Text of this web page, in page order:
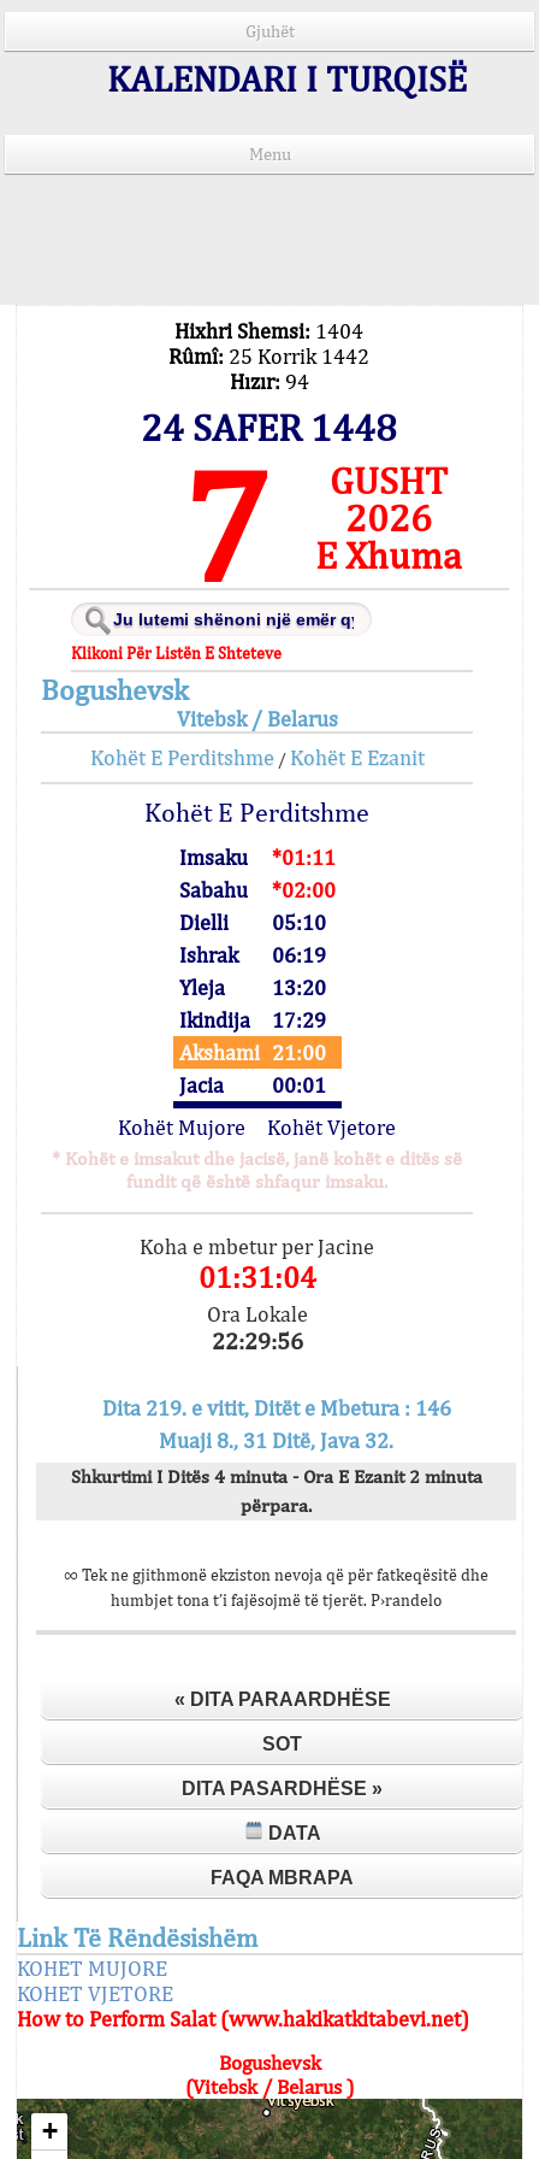
Gjuhët
KALENDARI I TURQISË
Menu
Hixhri Shemsi: 1404
Rûmî: 25 Korrik 1442
Hızır: 94
24 SAFER 1448
7
GUSHT
2026
E Xhuma
Klikoni Për Listën E Shteteve
Bogushevsk
Vitebsk / Belarus
Kohët E Perditshme/ Kohët E Ezanit
Kohët E Perditshme
Imsaku
*01:11
Sabahu
*02:00
Dielli
05:10
Ishrak
06:19
Yleja
13:20
Ikindija
17:29
Akshami 21:00
Jacia
00:01
Kohët Mujore
Kohët Vjetore
* Kohët e imsakut dhe jacisë, janë kohët e ditës së
fundit që është shfaqur imsaku.
Koha e mbetur per Jacine
01:31:04
Ora Lokale
22:29:56
Dita 219. e vitit, Ditët e Mbetura : 146
Muaji 8., 31 Ditë, Java 32.
Shkurtimi I Ditës 4 minuta - Ora E Ezanit 2 minuta
përpara.
∞ Tek ne gjithmonë ekziston nevoja që për fatkeqësitë dhe
humbjet tona t’i fajësojmë të tjerët. P›randelo
« DITA PARAARDHËSE
SOT
DITA PASARDHËSE »
DATA
FAQA MBRAPA
Link Të Rëndësishëm
KOHET MUJORE
KOHET VJETORE
How to Perform Salat (www.hakikatkitabevi.net)
Bogushevsk
(Vitebsk / Belarus )
+